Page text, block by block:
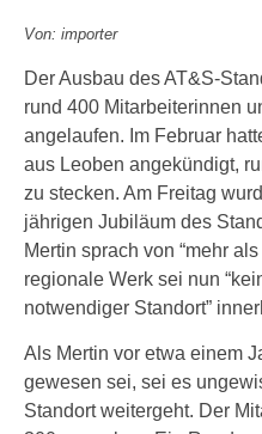
Von: importer
Der Ausbau des AT&S-
rund 400 Mitarbeiterinnen
angelaufen. Im Februar
aus Leoben angekündigt,
zu stecken. Am Freitag
jährigen Jubiläum des
Mertin sprach von “mehr
regionale Werk sei nun
notwendiger Standort”
Als Mertin vor etwa einem
gewesen sei, sei es
Standort weitergeht. Der